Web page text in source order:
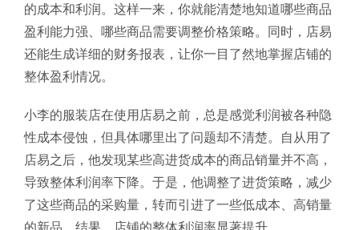
的成本和利润。这样一来，你就能清楚地知道哪些商品
盈利能力强、哪些商品需要调整价格策略。同时，店易
还能生成详细的财务报表，让你一目了然地掌握店铺的
整体盈利情况。
小李的服装店在使用店易之前，总是感觉利润被各种隐
性成本侵蚀，但具体哪里出了问题却不清楚。自从用了
店易之后，他发现某些高进货成本的商品销量并不高，
导致整体利润率下降。于是，他调整了进货策略，减少
了这些商品的采购量，转而引进了一些低成本、高销量
的新品。结果，店铺的整体利润率显著提升。